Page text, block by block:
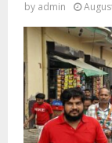
by admin